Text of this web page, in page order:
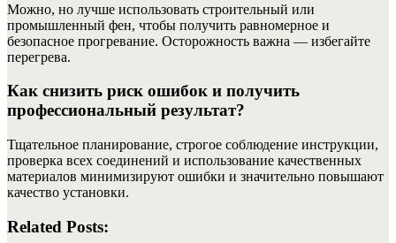
Можно, но лучше использовать строительный или
промышленный фен, чтобы получить равномерное и
безопасное прогревание. Осторожность важна — избегайте
перегрева.
Как снизить риск ошибок и получить
профессиональный результат?
Тщательное планирование, строгое соблюдение инструкции,
проверка всех соединений и использование качественных
материалов минимизируют ошибки и значительно повышают
качество установки.
Related Posts: